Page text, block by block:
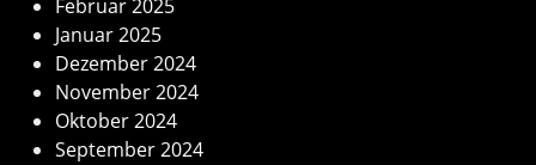
Februar 2025
Januar 2025
Dezember 2024
November 2024
Oktober 2024
September 2024